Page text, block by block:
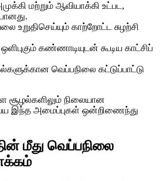
மற்றும் ஆவியாக்கி உட்பட,
உறுதிசெய்யும் காற்றோட்ட சுழற்சி
கண்ணாடியுடன் கூடிய காட்சிப்
வெப்பநிலை கட்டுப்பாட்டு
சூழல்களிலும் நிலையான
இந்த அமைப்புகள் ஒன்றிணைந்து
மீது வெப்பநிலை